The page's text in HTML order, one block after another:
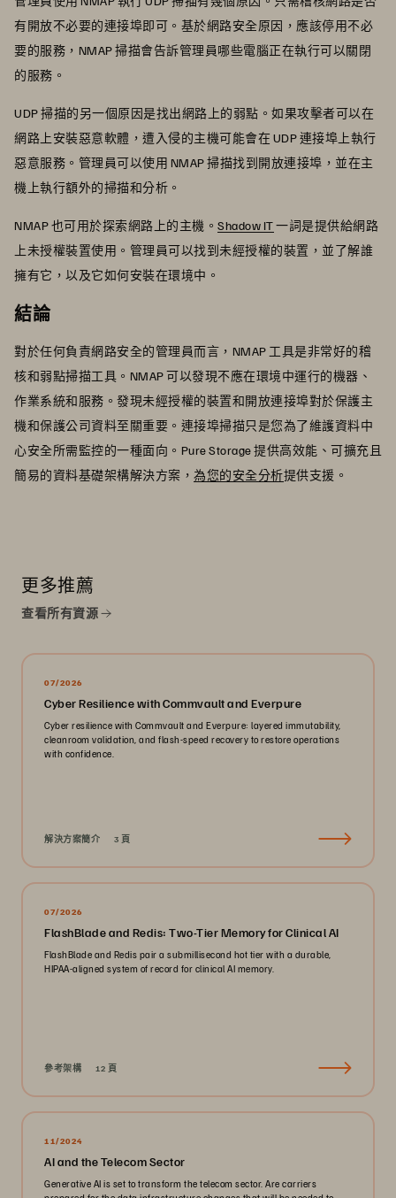
有開放不必要的連接埠即可。基於網路安全原因，應該停用不必
要的服務，NMAP 掃描會告訴管理員哪些電腦正在執行可以關閉
的服務。
UDP 掃描的另一個原因是找出網路上的弱點。如果攻擊者可以在
網路上安裝惡意軟體，遭入侵的主機可能會在 UDP 連接埠上執行
惡意服務。管理員可以使用 NMAP 掃描找到開放連接埠，並在主
機上執行額外的掃描和分析。
NMAP 也可用於探索網路上的主機。 Shadow IT一詞是提供給網路
上未授權裝置使用。管理員可以找到未經授權的裝置，並了解誰
擁有它，以及它如何安裝在環境中。
結論
對於任何負責網路安全的管理員而言，NMAP 工具是非常好的稽
核和弱點掃描工具。NMAP 可以發現不應在環境中運行的機器、
作業系統和服務。發現未經授權的裝置和開放連接埠對於保護主
機和保護公司資料至關重要。連接埠掃描只是您為了維護資料中
心安全所需監控的一種面向。Pure Storage 提供高效能、可擴充且
簡易的資料基礎架構解決方案， 為您的安全分析提供支援。
更多推薦
查看所有資源
07/2026
Cyber Resilience with Commvault and Everpure
Cyber resilience with Commvault and Everpure: layered immutability,
cleanroom validation, and flash-speed recovery to restore operations
with confidence.
解決方案簡介 3 頁
07/2026
FlashBlade and Redis: Two-Tier Memory for Clinical AI
FlashBlade and Redis pair a submillisecond hot tier with a durable,
HIPAA-aligned system of record for clinical AI memory.
參考架構 12 頁
11/2024
AI and the Telecom Sector
Generative AI is set to transform the telecom sector. Are carriers